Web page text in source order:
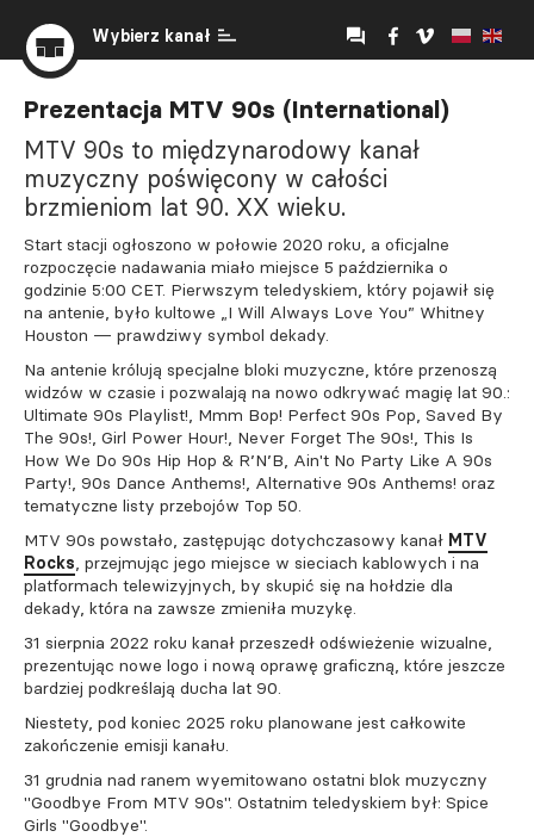
Wybierz kanał
Prezentacja MTV 90s (International)
MTV 90s to międzynarodowy kanał
muzyczny poświęcony w całości
brzmieniom lat 90. XX wieku.
Start stacji ogłoszono w połowie 2020 roku, a oficjalne
rozpoczęcie nadawania miało miejsce 5 października o
godzinie 5:00 CET. Pierwszym teledyskiem, który pojawił się
na antenie, było kultowe „I Will Always Love You” Whitney
Houston — prawdziwy symbol dekady.
Na antenie królują specjalne bloki muzyczne, które przenoszą
widzów w czasie i pozwalają na nowo odkrywać magię lat 90.:
Ultimate 90s Playlist!, Mmm Bop! Perfect 90s Pop, Saved By
The 90s!, Girl Power Hour!, Never Forget The 90s!, This Is
How We Do 90s Hip Hop & R’N’B, Ain't No Party Like A 90s
Party!, 90s Dance Anthems!, Alternative 90s Anthems! oraz
tematyczne listy przebojów Top 50.
MTV 90s powstało, zastępując dotychczasowy kanał MTV
Rocks, przejmując jego miejsce w sieciach kablowych i na
platformach telewizyjnych, by skupić się na hołdzie dla
dekady, która na zawsze zmieniła muzykę.
31 sierpnia 2022 roku kanał przeszedł odświeżenie wizualne,
prezentując nowe logo i nową oprawę graficzną, które jeszcze
bardziej podkreślają ducha lat 90.
Niestety, pod koniec 2025 roku planowane jest całkowite
zakończenie emisji kanału.
31 grudnia nad ranem wyemitowano ostatni blok muzyczny
"Goodbye From MTV 90s". Ostatnim teledyskiem był: Spice
Girls "Goodbye".